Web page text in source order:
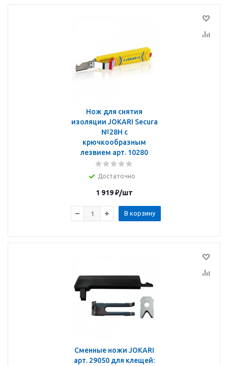
Нож для снятия
изоляции JOKARI Secura
№28H с
крючкообразным
лезвием арт. 10280
Достаточно
1 919₽/шт
В корзину
Сменные ножи JOKARI
арт. 29050 для клещей: